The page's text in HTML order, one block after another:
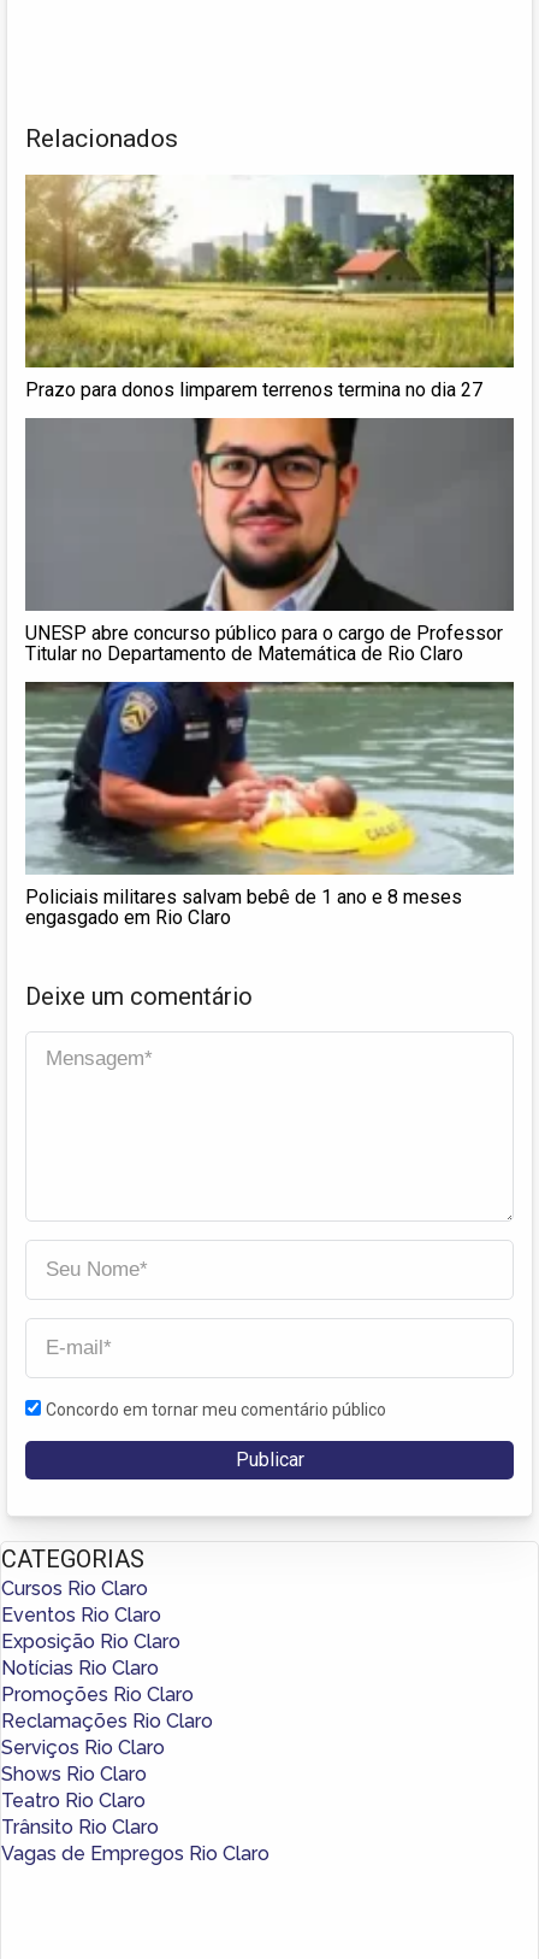
Relacionados
Prazo para donos limparem terrenos termina no dia 27
UNESP abre concurso público para o cargo de Professor
Titular no Departamento de Matemática de Rio Claro
Policiais militares salvam bebê de 1 ano e 8 meses
engasgado em Rio Claro
Deixe um comentário
Concordo em tornar meu comentário público
CATEGORIAS
Cursos Rio Claro
Eventos Rio Claro
Exposição Rio Claro
Notícias Rio Claro
Promoções Rio Claro
Reclamações Rio Claro
Serviços Rio Claro
Shows Rio Claro
Teatro Rio Claro
Trânsito Rio Claro
Vagas de Empregos Rio Claro